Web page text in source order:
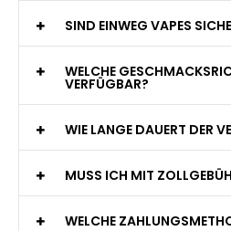
SIND EINWEG VAPES
WELCHE
VERFÜGBAR?
WIE LANGE DAUERT DER
MUSS ICH MIT
WELCHE